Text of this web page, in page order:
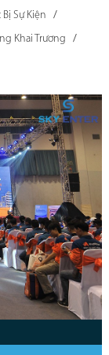
Sự Kiện
Khai Trương